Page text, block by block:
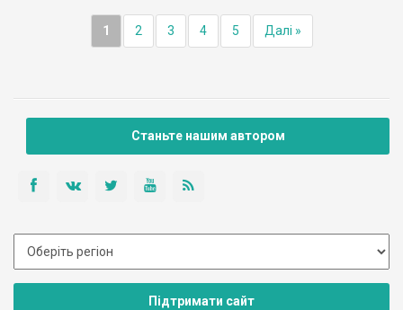
1 2 3 4 5 Далі »
Станьте нашим автором
Підтримати сайт